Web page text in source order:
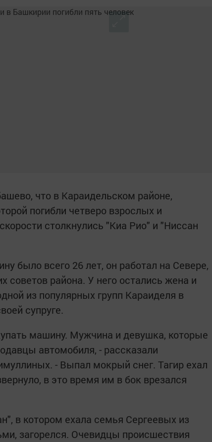
что в Караидельском районе,
погибли четверо взрослых и
столкнулись "Киа Рио" и "Ниссан
было всего 26 лет, он работал на Севере,
советов района. У него остались жена и
из популярных групп Караиделя в
супруге.
машину. Мужчина и девушка, которые
автомобиля, - рассказали
- Выпал мокрый снег. Тагир ехал
в это время им в бок врезался
в котором ехала семья Сергеевых из
загорелся. Очевидцы происшествия